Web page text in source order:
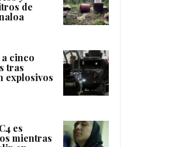
de
cinco
tras
explosivos
es
mientras